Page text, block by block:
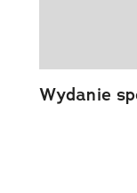
Wydanie